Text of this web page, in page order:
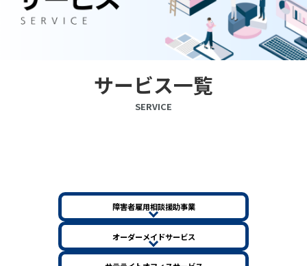
サービス一覧
SERVICE
障害者雇用相談援助事業
オーダーメイドサービス